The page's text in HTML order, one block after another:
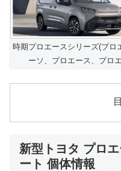
時期プロエースシリーズ(プロ
ーソ、プロエース、プロ
新型トヨタ プロ
ート 個体情報